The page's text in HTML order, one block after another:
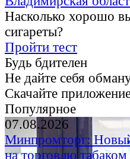
Насколько хорошо
сигареты?
Пройти тест
Будь бдителен
Не дайте себя
Скачайте
Популярное
07.08.2026
Минпромторг:
на торговлю табаком